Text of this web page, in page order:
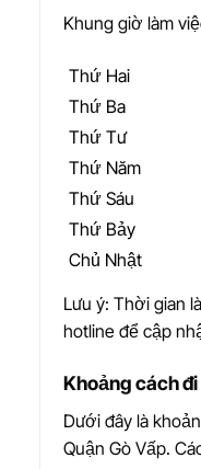
Khung giờ làm
Thứ Hai
Thứ Ba
Thứ Tư
Thứ Năm
Thứ Sáu
Thứ Bảy
Chủ Nhật
Lưu ý: Thời gian
hotline để cập
Khoảng cách
Dưới đây là
Quận Gò Vấp.